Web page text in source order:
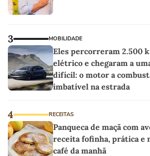
3 MOBILIDADE
Eles percorreram 2.500
elétrico e chegaram a
difícil: o motor a
imbatível na estrada
4 RECEITAS
Panqueca de maçã com
receita fofinha, prática e
café da manhã